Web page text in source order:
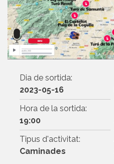
Dia de sortida:
2023-05-16
Hora de la sortida:
19:00
Tipus d'activitat:
Caminades